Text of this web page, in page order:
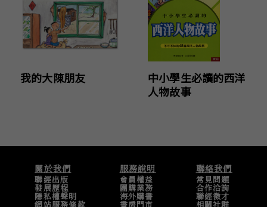
我的大陳朋友
中小學生必讀的西洋
人物故事
關於我們
聯經出版
發展歷程
隱私權聲明
網站服務條款
服務說明
會員權益
團購業務
海外購書
書房門市
聯絡我們
常見問題
合作洽詢
聯經徵才
相關社群